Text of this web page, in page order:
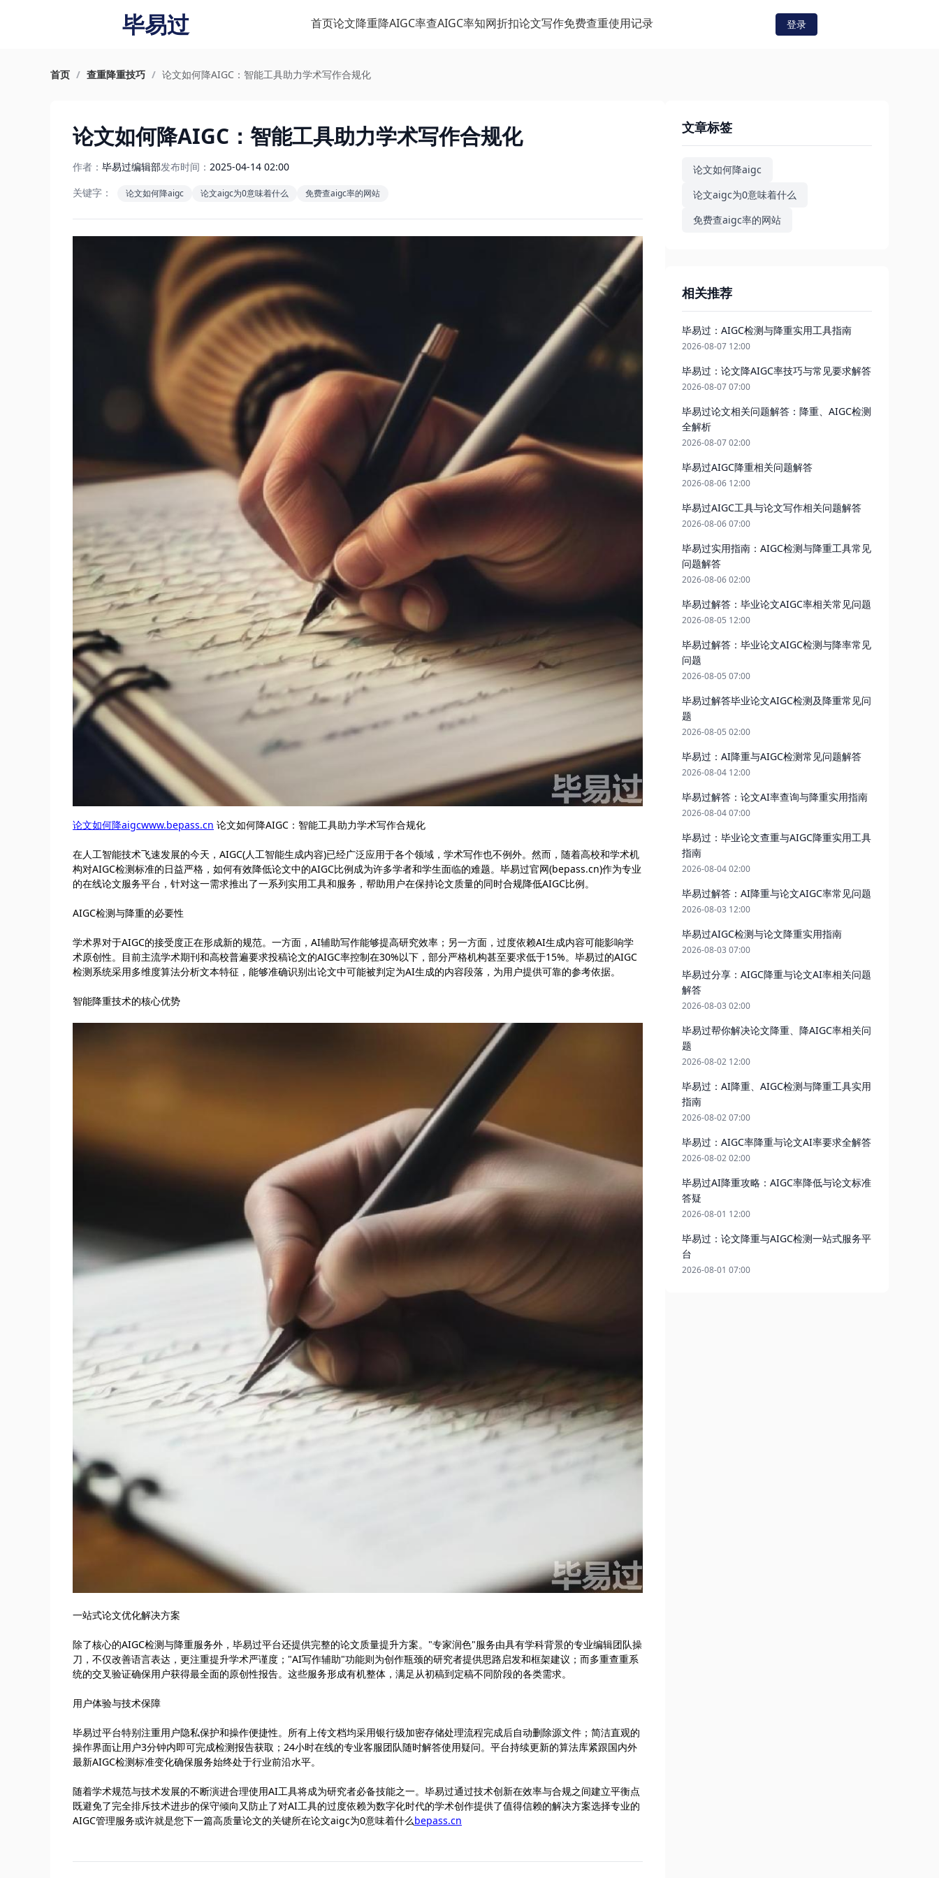
毕易过 首页论文降重降AIGC率查AIGC率知网折扣论文写作免费查重使用记录 登录
首页 / 查重降重技巧 / 论文如何降AIGC：智能工具助力学术写作合规化
论文如何降AIGC：智能工具助力学术写作合规化
作者： 毕易过编辑部发布时间： 2025-04-14 02:00
关键字：
论文如何降aigc 论文aigc为0意味着什么 免费查aigc率的网站
论文如何降aigcwww.bepass.cn 论文如何降AIGC：智能工具助力学术写作合规化
在人工智能技术飞速发展的今天，AIGC(人工智能生成内容)已经广泛应用于各个领域，学术写作也不例外。然而，随着高校和学术机
构对AIGC检测标准的日益严格，如何有效降低论文中的AIGC比例成为许多学者和学生面临的难题。毕易过官网(bepass.cn)作为专业
的在线论文服务平台，针对这一需求推出了一系列实用工具和服务，帮助用户在保持论文质量的同时合规降低AIGC比例。
AIGC检测与降重的必要性
学术界对于AIGC的接受度正在形成新的规范。一方面，AI辅助写作能够提高研究效率；另一方面，过度依赖AI生成内容可能影响学
术原创性。目前主流学术期刊和高校普遍要求投稿论文的AIGC率控制在30%以下，部分严格机构甚至要求低于15%。毕易过的AIGC
检测系统采用多维度算法分析文本特征，能够准确识别出论文中可能被判定为AI生成的内容段落，为用户提供可靠的参考依据。
智能降重技术的核心优势
一站式论文优化解决方案
除了核心的AIGC检测与降重服务外，毕易过平台还提供完整的论文质量提升方案。"专家润色"服务由具有学科背景的专业编辑团队操
刀，不仅改善语言表达，更注重提升学术严谨度；"AI写作辅助"功能则为创作瓶颈的研究者提供思路启发和框架建议；而多重查重系
统的交叉验证确保用户获得最全面的原创性报告。这些服务形成有机整体，满足从初稿到定稿不同阶段的各类需求。
用户体验与技术保障
毕易过平台特别注重用户隐私保护和操作便捷性。所有上传文档均采用银行级加密存储处理流程完成后自动删除源文件；简洁直观的
操作界面让用户3分钟内即可完成检测报告获取；24小时在线的专业客服团队随时解答使用疑问。平台持续更新的算法库紧跟国内外
最新AIGC检测标准变化确保服务始终处于行业前沿水平。
随着学术规范与技术发展的不断演进合理使用AI工具将成为研究者必备技能之一。毕易过通过技术创新在效率与合规之间建立平衡点
既避免了完全排斥技术进步的保守倾向又防止了对AI工具的过度依赖为数字化时代的学术创作提供了值得信赖的解决方案选择专业的
AIGC管理服务或许就是您下一篇高质量论文的关键所在论文aigc为0意味着什么bepass.cn
文章标签
论文如何降aigc
论文aigc为0意味着什么
免费查aigc率的网站
相关推荐
毕易过：AIGC检测与降重实用工具指南
2026-08-07 12:00
毕易过：论文降AIGC率技巧与常见要求解答
2026-08-07 07:00
毕易过论文相关问题解答：降重、AIGC检测
全解析
2026-08-07 02:00
毕易过AIGC降重相关问题解答
2026-08-06 12:00
毕易过AIGC工具与论文写作相关问题解答
2026-08-06 07:00
毕易过实用指南：AIGC检测与降重工具常见
问题解答
2026-08-06 02:00
毕易过解答：毕业论文AIGC率相关常见问题
2026-08-05 12:00
毕易过解答：毕业论文AIGC检测与降率常见
问题
2026-08-05 07:00
毕易过解答毕业论文AIGC检测及降重常见问
题
2026-08-05 02:00
毕易过：AI降重与AIGC检测常见问题解答
2026-08-04 12:00
毕易过解答：论文AI率查询与降重实用指南
2026-08-04 07:00
毕易过：毕业论文查重与AIGC降重实用工具
指南
2026-08-04 02:00
毕易过解答：AI降重与论文AIGC率常见问题
2026-08-03 12:00
毕易过AIGC检测与论文降重实用指南
2026-08-03 07:00
毕易过分享：AIGC降重与论文AI率相关问题
解答
2026-08-03 02:00
毕易过帮你解决论文降重、降AIGC率相关问
题
2026-08-02 12:00
毕易过：AI降重、AIGC检测与降重工具实用
指南
2026-08-02 07:00
毕易过：AIGC率降重与论文AI率要求全解答
2026-08-02 02:00
毕易过AI降重攻略：AIGC率降低与论文标准
答疑
2026-08-01 12:00
毕易过：论文降重与AIGC检测一站式服务平
台
2026-08-01 07:00